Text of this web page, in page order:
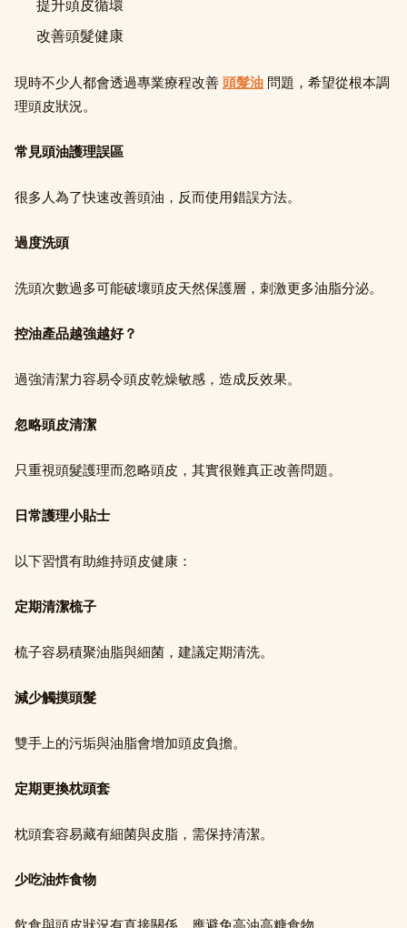
提升頭皮循環
改善頭髮健康
現時不少人都會透過專業療程改善 頭髮油 問題，希望從根本調
理頭皮狀況。
常見頭油護理誤區
很多人為了快速改善頭油，反而使用錯誤方法。
過度洗頭
洗頭次數過多可能破壞頭皮天然保護層，刺激更多油脂分泌。
控油產品越強越好？
過強清潔力容易令頭皮乾燥敏感，造成反效果。
忽略頭皮清潔
只重視頭髮護理而忽略頭皮，其實很難真正改善問題。
日常護理小貼士
以下習慣有助維持頭皮健康：
定期清潔梳子
梳子容易積聚油脂與細菌，建議定期清洗。
減少觸摸頭髮
雙手上的污垢與油脂會增加頭皮負擔。
定期更換枕頭套
枕頭套容易藏有細菌與皮脂，需保持清潔。
少吃油炸食物